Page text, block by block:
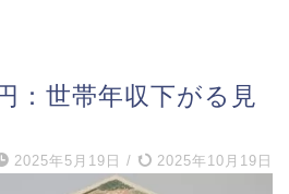
：世帯年収下がる見
2025年5月19日 / 2025年10月19日